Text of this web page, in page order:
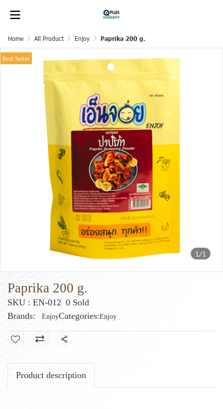
Home All Product Enjoy Paprika 200 g.
1/1
Best Seller
Paprika 200 g.
SKU : EN-012 0 Sold
Brands:
EnjoyCategories:Enjoy
Share
Product description